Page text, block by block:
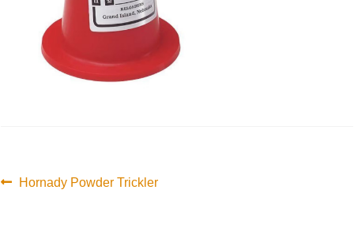
Innleggsnavigasjon
Forrige
Hornady Powder Trickler